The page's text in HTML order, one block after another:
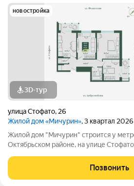
новостройка
3D-тур
улица Стофато, 26
Жилой дом «Мичурин», 3 квартал 2026
Жилой дом "Мичурин" строится у
Октябрьском районе, на улице
подземным паркингом, удобным
сложившейся инфраструктуры и всех
Позвонить